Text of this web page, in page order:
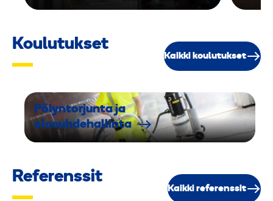
Koulutukset
Kaikki koulutukset
Pölyntorjunta ja
olosuhdehallinta
Referenssit
Kaikki referenssit